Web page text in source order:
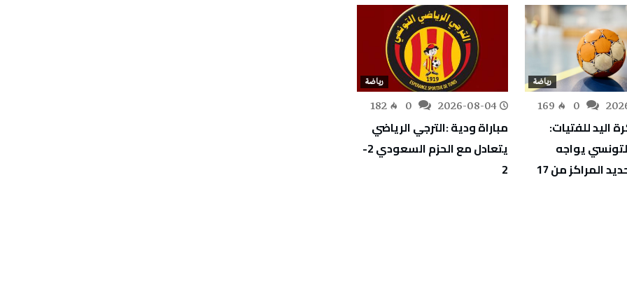
رياضة
169
اليد للفتيات:
يواجه
كرواتيا لتحديد المراكز من 17
رياضة
2026-08-04
182
مباراة ودية :الترجي الرياضي
يتعادل مع الحزم السعودي 2-
2